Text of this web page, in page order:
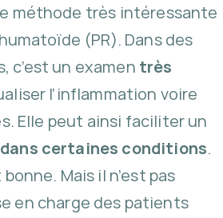
méthode très intéressante
(PR). Dans des
c’est un examen très
l’inflammation voire
Elle peut ainsi faciliter un
certaines conditions.
Mais il n’est pas
en charge des patients